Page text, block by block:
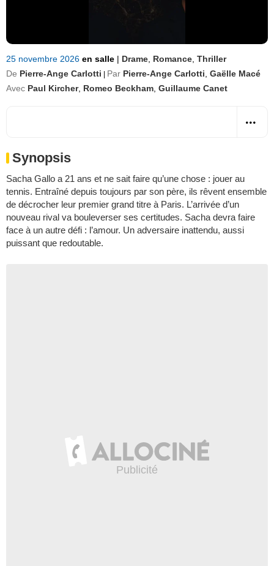
25 novembre 2026 en salle | Drame Romance Thriller
De Pierre-Ange Carlotti Par Pierre-Ange Carlotti Gaëlle Macé
Avec Paul Kircher, Romeo Beckham Guillaume Canet
Synopsis
Sacha Gallo a 21 ans et ne sait faire qu’une chose : jouer au
tennis. Entraîné depuis toujours par son père, ils rêvent ensemble
de décrocher leur premier grand titre à Paris. L’arrivée d’un
nouveau rival va bouleverser ses certitudes. Sacha devra faire
face à un autre défi : l’amour. Un adversaire inattendu, aussi
puissant que redoutable.